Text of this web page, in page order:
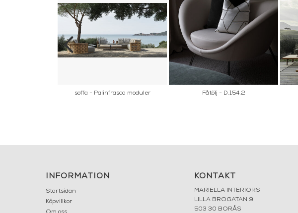
soffa - Palinfrasca moduler Fåtölj - D.154.2
INFORMATION
Startsidan
Köpvillkor
KONTAKT
MARIELLA INTERIORS
LILLA BROGATAN 9
503 30 BORÅS